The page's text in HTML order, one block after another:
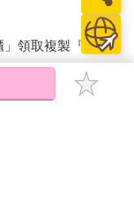
領取複製『兌換
僅能以金石堂專屬